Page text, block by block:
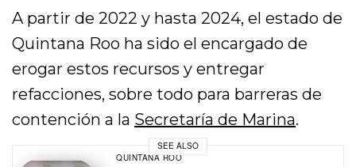
A partir de 2022 y hasta 2024, el estado de
Quintana Roo ha sido el encargado de
erogar estos recursos y entregar
refacciones, sobre todo para barreras de
contención a la Secretaría de Marina.
SEE ALSO
QUINTANA ROO